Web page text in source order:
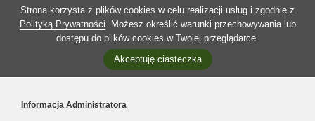
Strona korzysta z plików cookies w celu realizacji usług i zgodnie z
Polityką Prywatności. Możesz określić warunki przechowywania lub
dostępu do plików cookies w Twojej przeglądarce.
Akceptuję ciasteczka
Informacja Administratora